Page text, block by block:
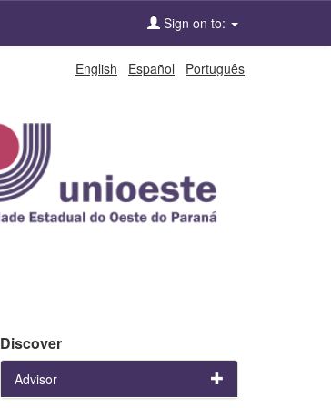
Sign on to:
English Español Português
Discover
Advisor